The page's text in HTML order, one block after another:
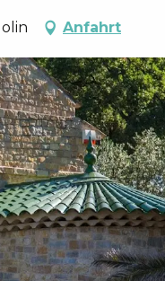
Anfahrt